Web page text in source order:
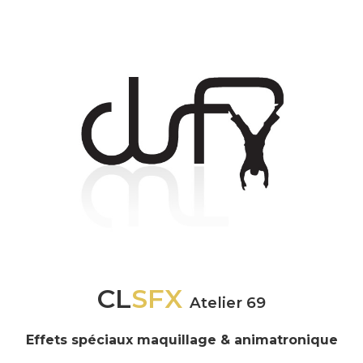
CLSFX Atelier 69
Effets spéciaux maquillage & animatronique